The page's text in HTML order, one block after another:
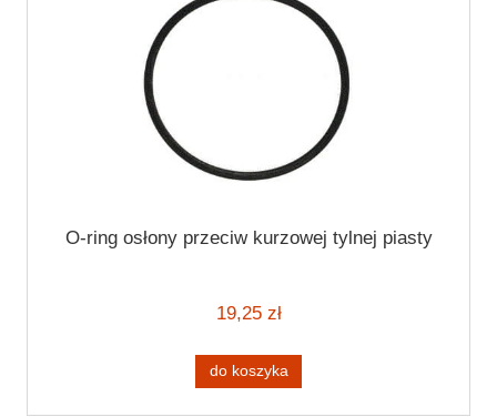
O-ring osłony przeciw kurzowej tylnej piasty
19,25 zł
do koszyka